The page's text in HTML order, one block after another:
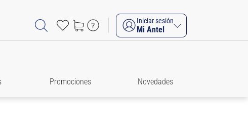
Iniciar sesión
Mi Antel
Promociones Novedades